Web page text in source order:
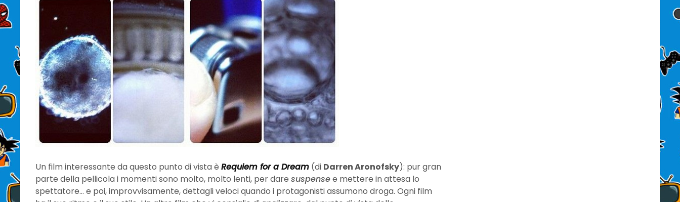
Un film interessante da questo punto di vista èRequiem for a Dream (di Darren Aronofsky): pur gran
parte della pellicola i momenti sono molto, molto lenti, per daresuspensee mettere in attesa lo
spettatore… e poi, improvvisamente, dettagli veloci quando i protagonisti assumono droga. Ogni film